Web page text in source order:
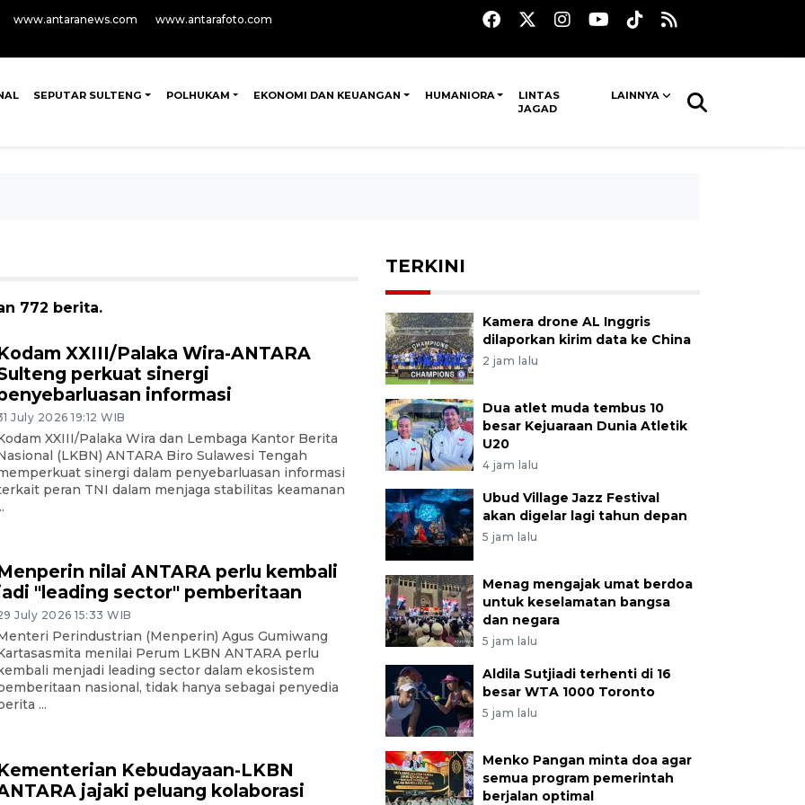
www.antaranews.com www.antarafoto.com
SEPUTAR SULTENG POLHUKAM EKONOMI DAN KEUANGAN HUMANIORA
LINTAS
JAGAD
LAINNYA
772 berita.
XXIII/Palaka Wira-ANTARA
perkuat sinergi
informasi
July 2026 19:12 WIB
XXIII/Palaka Wira dan Lembaga Kantor Berita
(LKBN) ANTARA Biro Sulawesi Tengah
sinergi dalam penyebarluasan informasi
peran TNI dalam menjaga stabilitas keamanan
nilai ANTARA perlu kembali
"leading sector" pemberitaan
July 2026 15:33 WIB
Perindustrian (Menperin) Agus Gumiwang
menilai Perum LKBN ANTARA perlu
menjadi leading sector dalam ekosistem
nasional, tidak hanya sebagai penyedia
...
Kebudayaan-LKBN
jajaki peluang kolaborasi
TERKINI
Kamera drone AL Inggris
dilaporkan kirim data ke China
2 jam lalu
Dua atlet muda tembus 10
besar Kejuaraan Dunia Atletik
U20
4 jam lalu
Ubud Village Jazz Festival
akan digelar lagi tahun depan
5 jam lalu
Menag mengajak umat berdoa
untuk keselamatan bangsa
dan negara
5 jam lalu
Aldila Sutjiadi terhenti di 16
besar WTA 1000 Toronto
5 jam lalu
Menko Pangan minta doa agar
semua program pemerintah
berjalan optimal